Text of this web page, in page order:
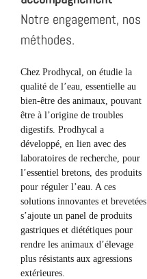
Notre engagement, nos
méthodes.
Chez Prodhycal, on étudie la
qualité de l’eau, essentielle au
bien-être des animaux, pouvant
être à l’origine de troubles
digestifs. Prodhycal a
développé, en lien avec des
laboratoires de recherche, pour
l’essentiel bretons, des produits
pour réguler l’eau. A ces
solutions innovantes et brevetées
s’ajoute un panel de produits
gastriques et diététiques pour
rendre les animaux d’élevage
plus résistants aux agressions
extérieures.